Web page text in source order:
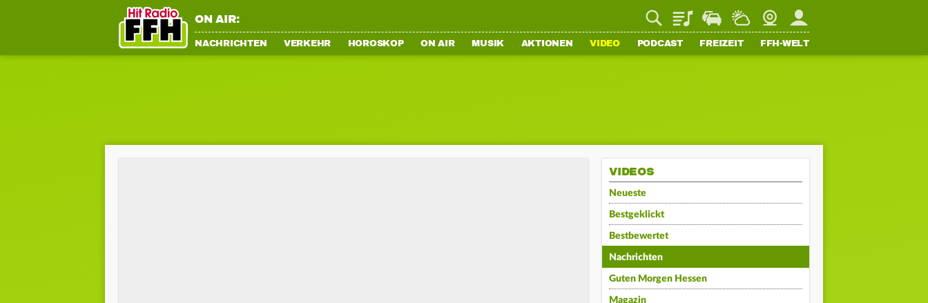
ON AIR: PlaylistStaupilotWetterWebcamMein FFH
NACHRICHTEN VERKEHR HOROSKOP ON AIR MUSIK AKTIONEN VIDEO PODCAST FREIZEIT FFH-WELT
VIDEOS
Neueste
Bestgeklickt
Bestbewertet
Nachrichten
Guten Morgen Hessen
Magazin